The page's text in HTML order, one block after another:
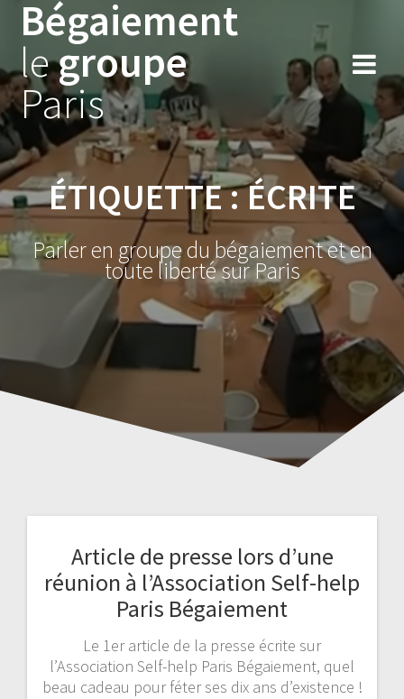
Skip
to
Bégaiement
legroupe
Paris
ÉTIQUETTE :ÉCRITE
Parler en groupe du bégaiement et en
toute liberté sur Paris
Article de presse lors d’une
réunion à l’Association Self-help
Paris Bégaiement
Le 1er article de la presse écrite sur
l’Association Self-help Paris Bégaiement, quel
beau cadeau pour féter ses dix ans d’existence !